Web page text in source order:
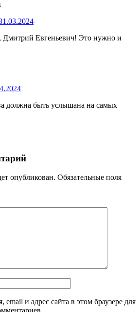
Дмитрий Евгеньевич! Это нужно и
должна быть услышана на самых
опубликован. Обязательные поля
и адрес сайта в этом браузере для